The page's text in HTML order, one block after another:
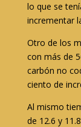
lo que se
incrementar
Otro de los
con más de
carbón no
ciento de
Al mismo
de 12.6 y